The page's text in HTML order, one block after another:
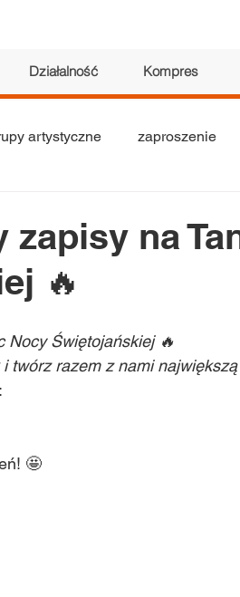
Działalność Kompres
artystyczne zaproszenie
zapisy na
🔥
Nocy Świętojańskiej 🔥
twórz razem z nami
🤩